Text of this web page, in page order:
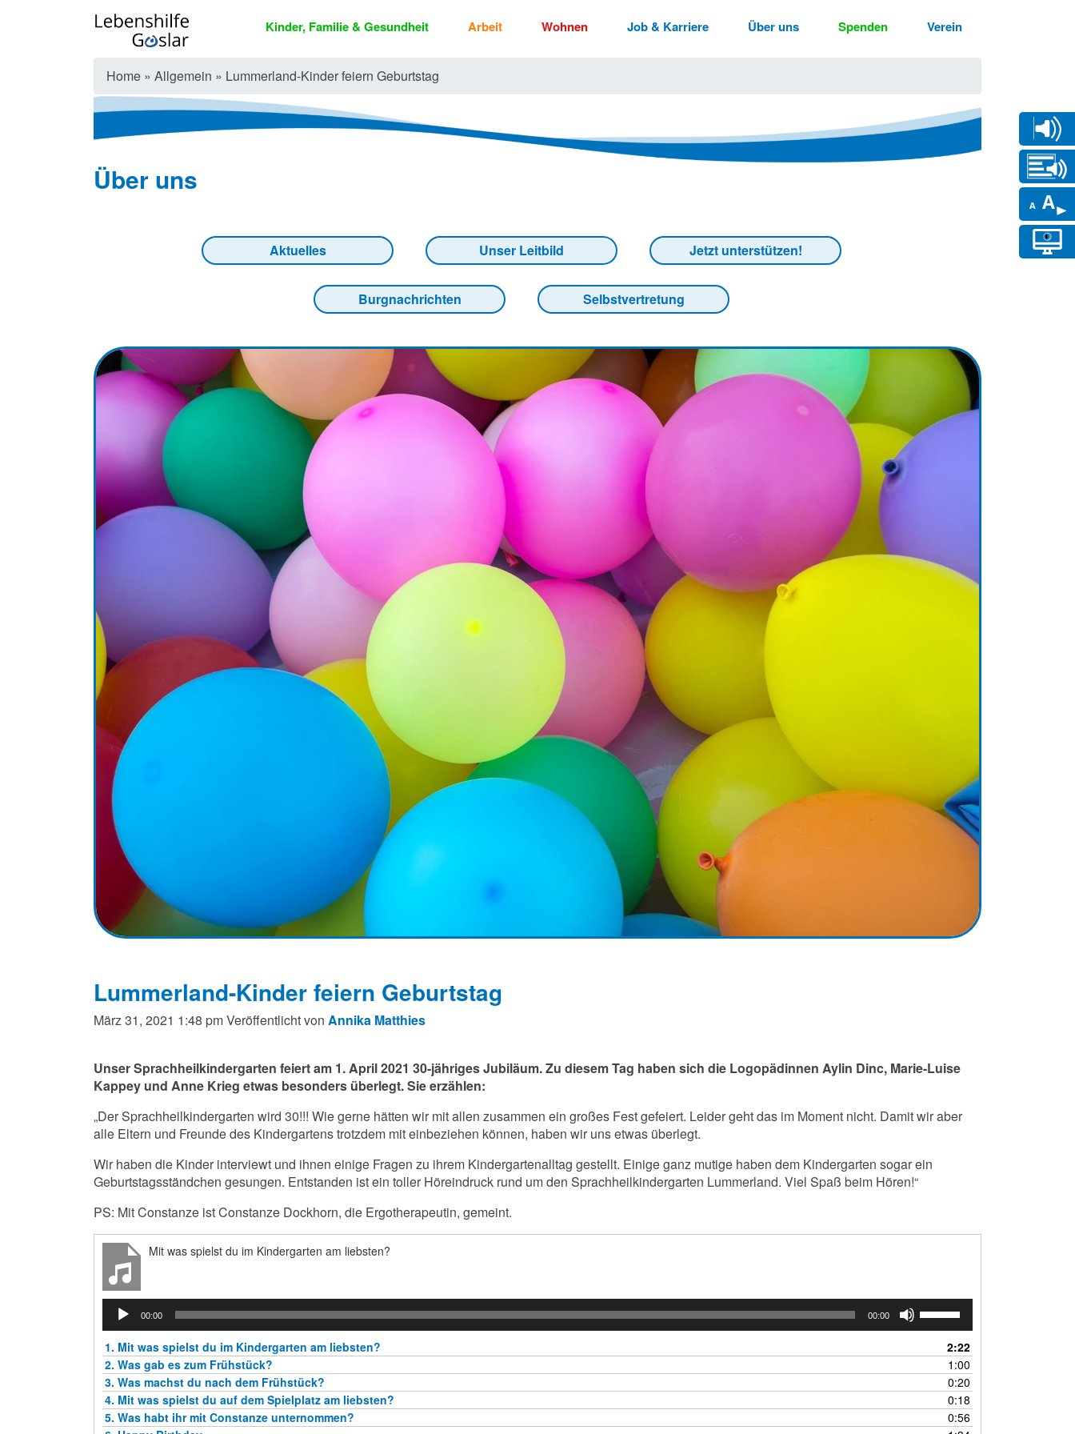
Kinder, Familie & Gesundheit Arbeit Wohnen Job & Karriere Über uns Spenden Verein
Home » Allgemein » Lummerland-Kinder feiern Geburtstag
Über uns
Aktuelles Unser Leitbild Jetzt unterstützen!
Burgnachrichten Selbstvertretung
Lummerland-Kinder feiern Geburtstag
März 31, 2021 1:48 pmVeröffentlicht von Annika Matthies
Unser Sprachheilkindergarten feiert am 1. April 2021 30-jähriges Jubiläum. Zu diesem Tag haben sich die Logopädinnen Aylin Dinc, Marie-Luise
Kappey und Anne Krieg etwas besonders überlegt. Sie erzählen:
„Der Sprachheilkindergarten wird 30!!! Wie gerne hätten wir mit allen zusammen ein großes Fest gefeiert. Leider geht das im Moment nicht. Damit wir aber
alle Eltern und Freunde des Kindergartens trotzdem mit einbeziehen können, haben wir uns etwas überlegt.
Wir haben die Kinder interviewt und ihnen einige Fragen zu ihrem Kindergartenalltag gestellt. Einige ganz mutige haben dem Kindergarten sogar ein
Geburtstagsständchen gesungen. Entstanden ist ein toller Höreindruck rund um den Sprachheilkindergarten Lummerland. Viel Spaß beim Hören!“
PS: Mit Constanze ist Constanze Dockhorn, die Ergotherapeutin, gemeint.
Mit was spielst du im Kindergarten am liebsten?
Audio-
Player
00:00 00:00
um
die
Lautstärke
zu
regeln.
1. Mit was spielst du im Kindergarten am liebsten?
2:22
2. Was gab es zum Frühstück?
1:00
3. Was machst du nach dem Frühstück?
0:20
4. Mit was spielst du auf dem Spielplatz am liebsten?
0:18
5. Was habt ihr mit Constanze unternommen?
0:56